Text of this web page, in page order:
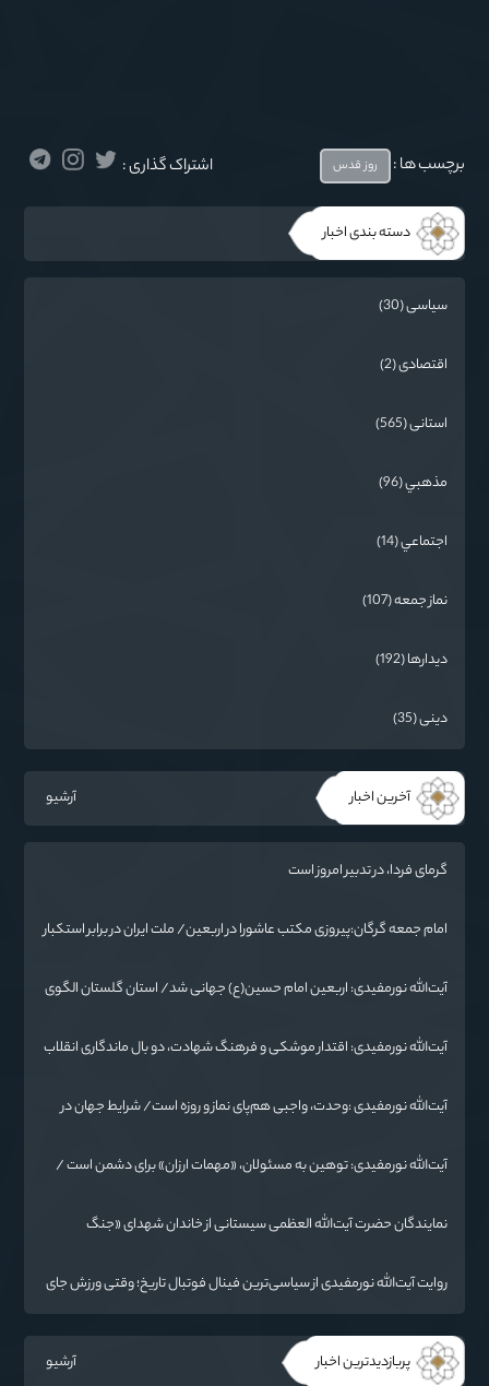
برچسب ها : روز قدس اشتراک گذاری :
دسته بندی اخبار
سیاسی (30)
اقتصادی (2)
استانی (565)
مذهبي (96)
اجتماعي (14)
نماز جمعه (107)
دیدارها (192)
دینی (35)
آخرین اخبار آرشیو
گرمای فردا، در تدبیر امروز است
امام جمعه گرگان:پیروزی مکتب عاشورا در اربعین/ ملت ایران در برابر استکبار
آیت‌الله نورمفیدی: اربعین امام حسین(ع) جهانی شد/ استان گلستان الگوی
آیت‌الله نورمفیدی: اقتدار موشکی و فرهنگ شهادت، دو بال ماندگاری انقلاب
آیت‌الله نورمفیدی :وحدت، واجبی هم‌پای نماز و روزه است/ شرایط جهان در
آیت‌الله نورمفیدی: توهین به مسئولان، «مهمات ارزان» برای دشمن است /
نمایندگان حضرت آیت‌الله العظمی سیستانی از خاندان شهدای «جنگ
روایت آیت‌الله نورمفیدی از سیاسی‌ترین فینال فوتبال تاریخ؛ وقتی ورزش جای
پربازدیدترین اخبار آرشیو